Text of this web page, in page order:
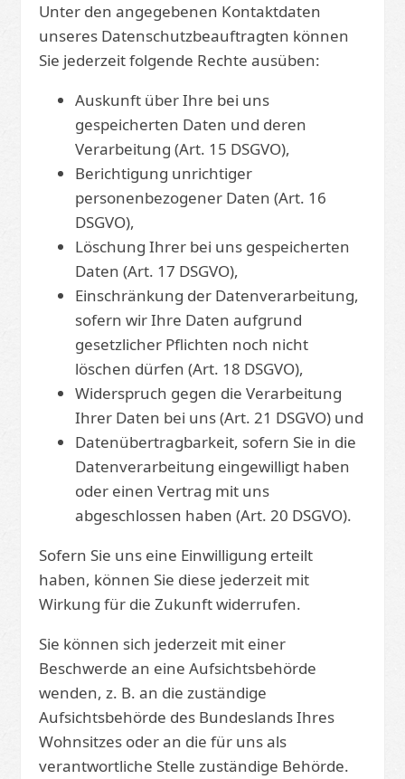
Unter den angegebenen Kontaktdaten
unseres Datenschutzbeauftragten können
Sie jederzeit folgende Rechte ausüben:
Auskunft über Ihre bei uns
gespeicherten Daten und deren
Verarbeitung (Art. 15 DSGVO),
Berichtigung unrichtiger
personenbezogener Daten (Art. 16
DSGVO),
Löschung Ihrer bei uns gespeicherten
Daten (Art. 17 DSGVO),
Einschränkung der Datenverarbeitung,
sofern wir Ihre Daten aufgrund
gesetzlicher Pflichten noch nicht
löschen dürfen (Art. 18 DSGVO),
Widerspruch gegen die Verarbeitung
Ihrer Daten bei uns (Art. 21 DSGVO) und
Datenübertragbarkeit, sofern Sie in die
Datenverarbeitung eingewilligt haben
oder einen Vertrag mit uns
abgeschlossen haben (Art. 20 DSGVO).
Sofern Sie uns eine Einwilligung erteilt
haben, können Sie diese jederzeit mit
Wirkung für die Zukunft widerrufen.
Sie können sich jederzeit mit einer
Beschwerde an eine Aufsichtsbehörde
wenden, z. B. an die zuständige
Aufsichtsbehörde des Bundeslands Ihres
Wohnsitzes oder an die für uns als
verantwortliche Stelle zuständige Behörde.